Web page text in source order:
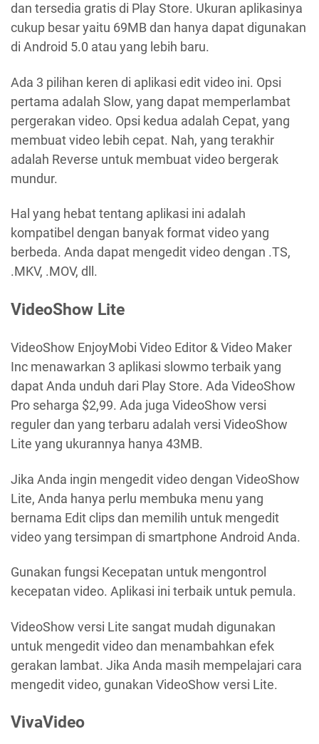
dan tersedia gratis di Play Store. Ukuran aplikasinya
cukup besar yaitu 69MB dan hanya dapat digunakan
di Android 5.0 atau yang lebih baru.
Ada 3 pilihan keren di aplikasi edit video ini. Opsi
pertama adalah Slow, yang dapat memperlambat
pergerakan video. Opsi kedua adalah Cepat, yang
membuat video lebih cepat. Nah, yang terakhir
adalah Reverse untuk membuat video bergerak
mundur.
Hal yang hebat tentang aplikasi ini adalah
kompatibel dengan banyak format video yang
berbeda. Anda dapat mengedit video dengan .TS,
.MKV, .MOV, dll.
VideoShow Lite
VideoShow EnjoyMobi Video Editor & Video Maker
Inc menawarkan 3 aplikasi slowmo terbaik yang
dapat Anda unduh dari Play Store. Ada VideoShow
Pro seharga $2,99. Ada juga VideoShow versi
reguler dan yang terbaru adalah versi VideoShow
Lite yang ukurannya hanya 43MB.
Jika Anda ingin mengedit video dengan VideoShow
Lite, Anda hanya perlu membuka menu yang
bernama Edit clips dan memilih untuk mengedit
video yang tersimpan di smartphone Android Anda.
Gunakan fungsi Kecepatan untuk mengontrol
kecepatan video. Aplikasi ini terbaik untuk pemula.
VideoShow versi Lite sangat mudah digunakan
untuk mengedit video dan menambahkan efek
gerakan lambat. Jika Anda masih mempelajari cara
mengedit video, gunakan VideoShow versi Lite.
VivaVideo